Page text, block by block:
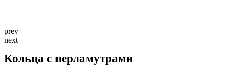
prev
next
Кольца с перламутрами